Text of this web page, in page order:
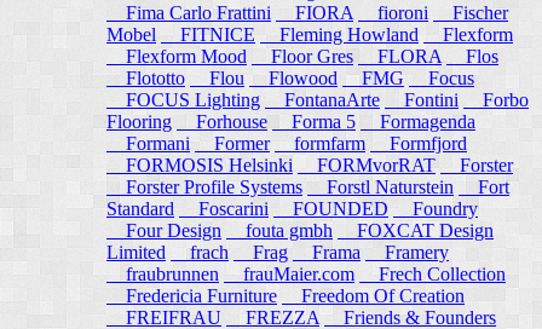
Fima Carlo Frattini
FIORA fioroni
Fischer
Mobel
FITNICE Fleming Howland
Flexform
Flexform Mood
Floor Gres FLORA
Flos
Flototto
Flou Flowood FMG
Focus
FOCUS Lighting
FontanaArte Fontini
Forbo
Flooring
Forhouse Forma 5
Formagenda
Formani
Former formfarm
Formfjord
FORMOSIS Helsinki
FORMvorRAT
Forster
Forster Profile Systems
Forstl Naturstein
Fort
Standard
Foscarini FOUNDED
Foundry
Four Design
fouta gmbh
FOXCAT Design
Limited
frach Frag Frama
Framery
fraubrunnen
frauMaier.com
Frech Collection
Fredericia Furniture
Freedom Of Creation
FREIFRAU
FREZZA
Friends & Founders